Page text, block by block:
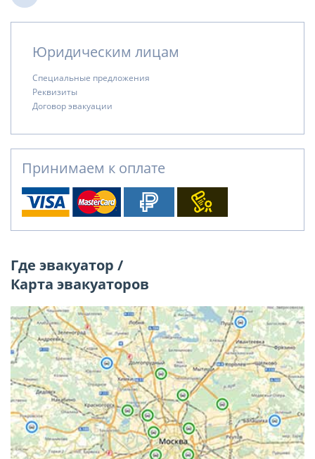
Юридическим лицам
Специальные предложения
Реквизиты
Договор эвакуации
Принимаем к оплате
Где эвакуатор /
Карта эвакуаторов